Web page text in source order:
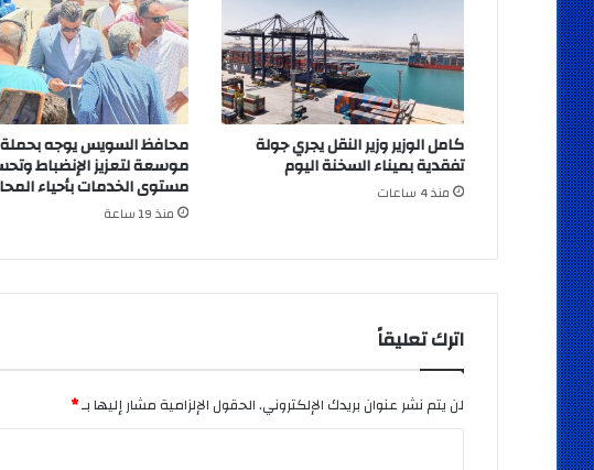
كامل الوزير وزير النقل يجري جولة
تفقدية بميناء السخنة اليوم
منذ 4 ساعات
محافظ السويس يوجه
موسعة لتعزيز الإنضباط
مستوى الخدمات بأحياء
منذ 19 ساعة
اترك تعليقاً
لن يتم نشر عنوان بريدك الإلكتروني.الحقول الإلزامية مشار إليها بـ*